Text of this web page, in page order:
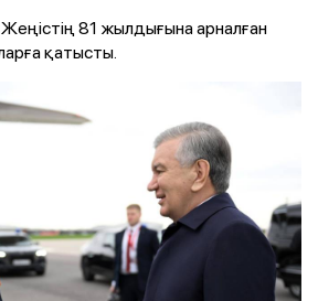
81 жылдығына арналған
қатысты.